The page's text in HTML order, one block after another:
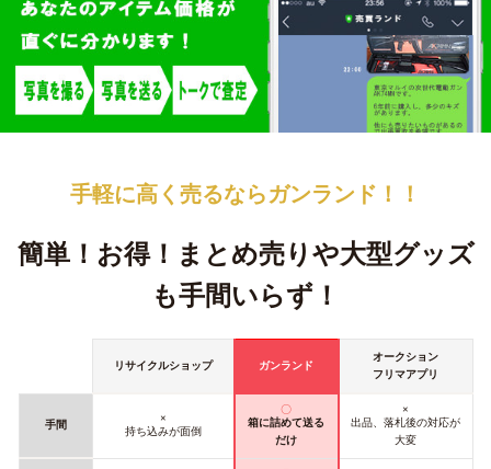
手軽に高く売るならガンランド！！
簡単！お得！ まとめ売りや大型グッズ
も手間いらず！
リサイクルショップ ガンランド
オークション
フリマアプリ
手間
×
持ち込みが面倒
〇
箱に詰めて送る
だけ
×
出品、落札後の対応が
大変